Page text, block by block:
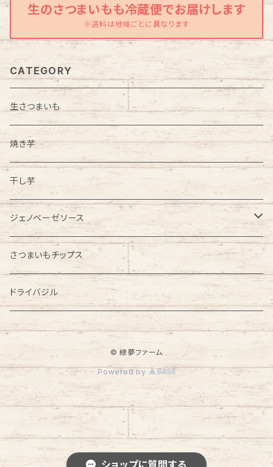
ショップに質問する
生のさつまいもも冷蔵便でお届けします
※送料は地域ごとに異なります
CATEGORY
生さつまいも
焼き芋
干し芋
ジェノベーゼソース
バジル ジェノベーゼソース
大葉ジェノベーゼソース
さつまいもチップス
ドライバジル
© 緑夢ファーム
Powered by